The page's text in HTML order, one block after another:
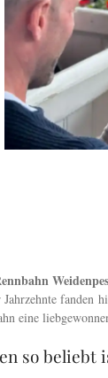
fanden
eine
so beliebt